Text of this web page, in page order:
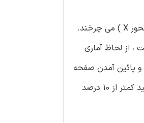
- ردیاب های تیلت (به عبارتی گام) که اجرا و بکارگیری آنها راحت تر از ردیاب های دیگر میباشد؛ آنها حول محور شرق- غرب (محور X ) می چرخند.
، از لحاظ آماری
و پائین آمدن صفحه
خورشیدی نسبت به افق می باشد. این ردیاب ها که از لحاظ مفهومی شبیه با قفسه بالابرنده میز مدرسه میباشند، افزایش تولید کمتر از 10 درصد